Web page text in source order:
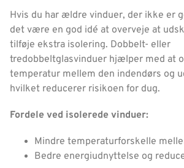
Hvis du har ældre vinduer, der ikke er
det være en god idé at overveje at
tilføje ekstra isolering. Dobbelt- eller
tredobbeltglasvinduer hjælper med at
temperatur mellem den indendørs og
hvilket reducerer risikoen for dug.
Fordele ved isolerede vinduer:
Mindre temperaturforskelle
Bedre energiudnyttelse og